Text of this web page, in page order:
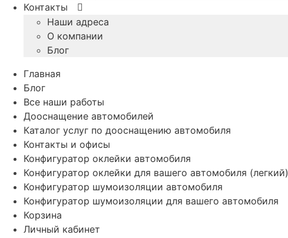
Контакты
Наши адреса
О компании
Блог
Главная
Блог
Все наши работы
Дооснащение автомобилей
Каталог услуг по дооснащению автомобиля
Контакты и офисы
Конфигуратор оклейки автомобиля
Конфигуратор оклейки для вашего автомобиля (легкий)
Конфигуратор шумоизоляции автомобиля
Конфигуратор шумоизоляции для вашего автомобиля
Корзина
Личный кабинет